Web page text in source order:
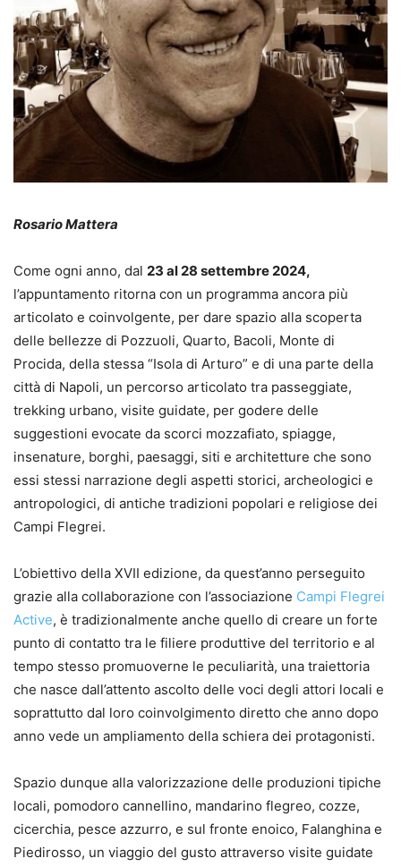
Rosario Mattera
Come ogni anno, dal 23 al 28 settembre 2024,
l’appuntamento ritorna con un programma ancora più
articolato e coinvolgente, per dare spazio alla scoperta
delle bellezze di Pozzuoli, Quarto, Bacoli, Monte di
Procida, della stessa “Isola di Arturo” e di una parte della
città di Napoli, un percorso articolato tra passeggiate,
trekking urbano, visite guidate, per godere delle
suggestioni evocate da scorci mozzafiato, spiagge,
insenature, borghi, paesaggi, siti e architetture che sono
essi stessi narrazione degli aspetti storici, archeologici e
antropologici, di antiche tradizioni popolari e religiose dei
Campi Flegrei.
L’obiettivo della XVII edizione, da quest’anno perseguito
grazie alla collaborazione con l’associazione Campi Flegrei
Active, è tradizionalmente anche quello di creare un forte
punto di contatto tra le filiere produttive del territorio e al
tempo stesso promuoverne le peculiarità, una traiettoria
che nasce dall’attento ascolto delle voci degli attori locali e
soprattutto dal loro coinvolgimento diretto che anno dopo
anno vede un ampliamento della schiera dei protagonisti.
Spazio dunque alla valorizzazione delle produzioni tipiche
locali, pomodoro cannellino, mandarino flegreo, cozze,
cicerchia, pesce azzurro, e sul fronte enoico, Falanghina e
Piedirosso, un viaggio del gusto attraverso visite guidate